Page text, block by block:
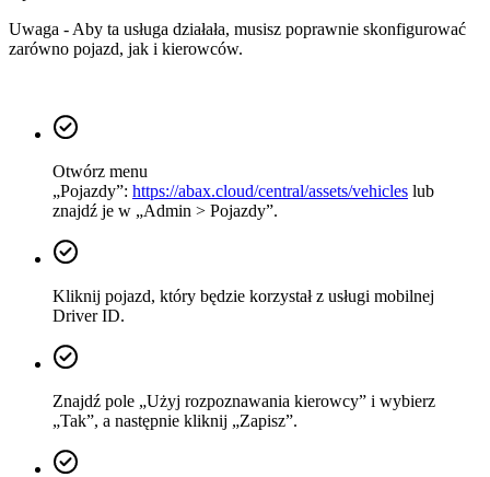
Uwaga - Aby ta usługa działała, musisz poprawnie skonfigurować
zarówno pojazd, jak i kierowców.
Otwórz menu
„Pojazdy”: https://abax.cloud/central/assets/vehicles lub
znajdź je w „Admin > Pojazdy”.
Kliknij pojazd, który będzie korzystał z usługi mobilnej
Driver ID.
Znajdź pole „Użyj rozpoznawania kierowcy” i wybierz
„Tak”, a następnie kliknij „Zapisz”.